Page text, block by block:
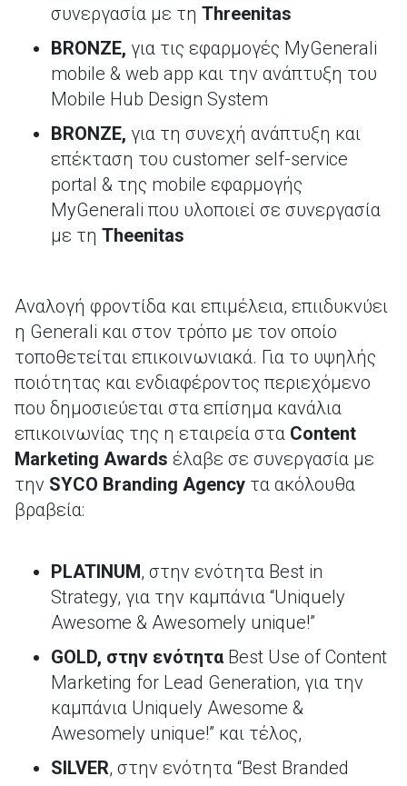
συνεργασία με τη Threenitas
BRONZE, για τις εφαρμογές MyGenerali
mobile & web app και την ανάπτυξη του
Mobile Hub Design System
BRONZE, για τη συνεχή ανάπτυξη και
επέκταση του customer self-service
portal & της mobile εφαρμογής
MyGenerali που υλοποιεί σε συνεργασία
με τη Theenitas
Αναλογή φροντίδα και επιμέλεια, επιιδυκνύει
η Generali και στον τρόπο με τον οποίο
τοποθετείται επικοινωνιακά. Για το υψηλής
ποιότητας και ενδιαφέροντος περιεχόμενο
που δημοσιεύεται στα επίσημα κανάλια
επικοινωνίας της η εταιρεία στα Content
Marketing Awards έλαβε σε συνεργασία με
την SYCO Branding Agency τα ακόλουθα
βραβεία:
PLATINUM, στην ενότητα Best in
Strategy, για την καμπάνια “Uniquely
Awesome & Awesomely unique!”
GOLD, στην ενότητα Best Use of Content
Marketing for Lead Generation, για την
καμπάνια Uniquely Awesome &
Awesomely unique!” και τέλος,
SILVER, στην ενότητα “Best Branded